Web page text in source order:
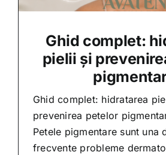
Ghid complet:
pielii și
Ghid complet: hidratarea
prevenirea petelor
Petele pigmentare sunt una
frecvente probleme